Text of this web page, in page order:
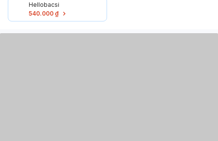
Hellobacsi
540.000 ₫